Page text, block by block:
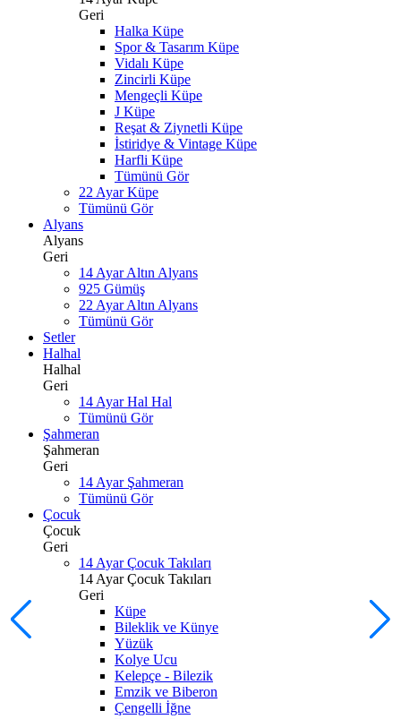
Geri
Halka Küpe
Spor & Tasarım Küpe
Vidalı Küpe
Zincirli Küpe
Mengeçli Küpe
J Küpe
Reşat & Ziynetli Küpe
İstiridye & Vintage Küpe
Harfli Küpe
Tümünü Gör
22 Ayar Küpe
Tümünü Gör
Alyans
Alyans
Geri
14 Ayar Altın Alyans
925 Gümüş
22 Ayar Altın Alyans
Tümünü Gör
Setler
Halhal
Halhal
Geri
14 Ayar Hal Hal
Tümünü Gör
Şahmeran
Şahmeran
Geri
14 Ayar Şahmeran
Tümünü Gör
Çocuk
Çocuk
Geri
14 Ayar Çocuk Takıları
14 Ayar Çocuk Takıları
Geri
Küpe
Bileklik ve Künye
Yüzük
Kolye Ucu
Kelepçe - Bilezik
Emzik ve Biberon
Çengelli İğne